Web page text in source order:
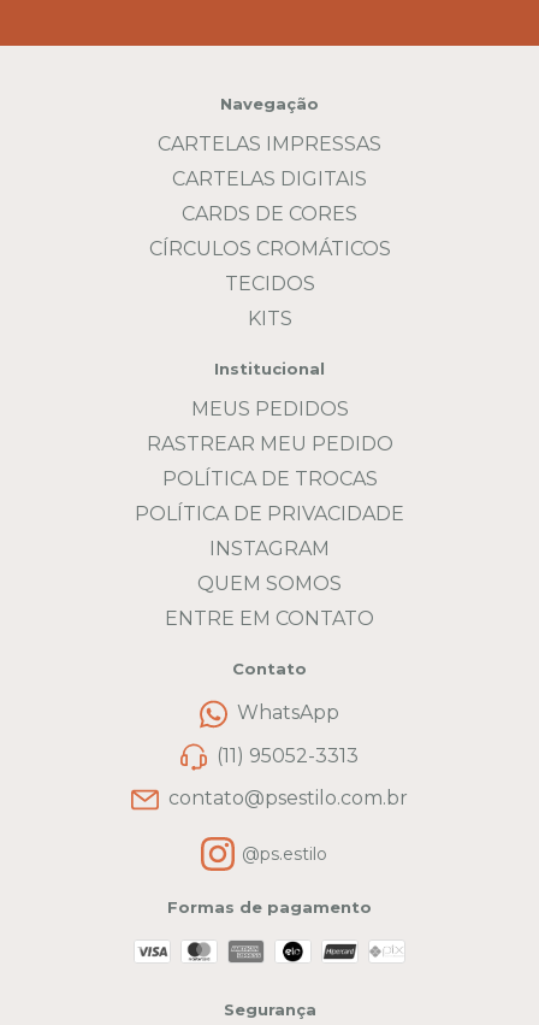
Navegação
CARTELAS IMPRESSAS
CARTELAS DIGITAIS
CARDS DE CORES
CÍRCULOS CROMÁTICOS
TECIDOS
KITS
Institucional
MEUS PEDIDOS
RASTREAR MEU PEDIDO
POLÍTICA DE TROCAS
POLÍTICA DE PRIVACIDADE
INSTAGRAM
QUEM SOMOS
ENTRE EM CONTATO
Contato
WhatsApp
(11) 95052-3313
contato@psestilo.com.br
@ps.estilo
Formas de pagamento
Segurança